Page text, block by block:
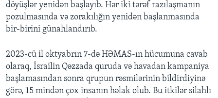
döyüşlər yenidən başlayıb. Hər iki tərəf razılaşmanın
pozulmasında və zorakılığın yenidən başlanmasında
bir-birini günahlandırıb.
2023-cü il oktyabrın 7-də HƏMAS-ın hücumuna cavab
olaraq, İsrailin Qəzzada quruda və havadan kampaniya
başlamasından sonra qrupun rəsmilərinin bildirdiyinə
görə, 15 mindən çox insanın həlak olub. Bu itkilər silahlı